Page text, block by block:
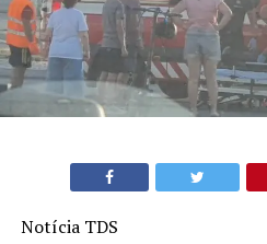
Notícia TDS